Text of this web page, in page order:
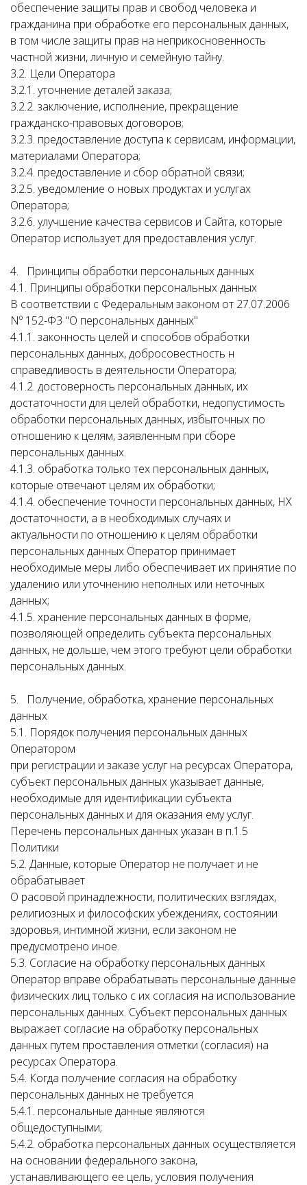
обеспечение защиты прав и свобод человека и
гражданина при обработке его персональных данных,
в том числе защиты прав на неприкосновенность
частной жизни, личную и семейную тайну.
3.2. Цели Оператора
3.2.1. уточнение деталей заказа;
3.2.2. заключение, исполнение, прекращение
гражданско-правовых договоров;
3.2.3. предоставление доступа к сервисам, информации,
материалами Оператора;
3.2.4. предоставление и сбор обратной связи;
3.2.5. уведомление о новых продуктах и услугах
Оператора;
3.2.6. улучшение качества сервисов и Сайта, которые
Оператор использует для предоставления услуг.
4. Принципы обработки персональных данных
4.1. Принципы обработки персональных данных
В соответствии с Федеральным законом от 27.07.2006
Nº 152-Ф3 "О персональных данных"
4.1.1. законность целей и способов обработки
персональных данных, добросовестность н
справедливость в деятельности Оператора;
4.1.2. достоверность персональных данных, их
достаточности для целей обработки, недопустимость
обработки персональных данных, избыточных по
отношению к целям, заявленным при сборе
персональных данных.
4.1.3. обработка только тех персональных данных,
которые отвечают целям их обработки;
4.1.4. обеспечение точности персональных данных, НХ
достаточности, а в необходимых случаях и
актуальности по отношению к целям обработки
персональных данных Оператор принимает
необходимые меры либо обеспечивает их принятие по
удалению или уточнению неполных или неточных
данных;
4.1.5. хранение персональных данных в форме,
позволяющей определить субъекта персональных
данных, не дольше, чем этого требуют цели обработки
персональных данных.
5. Получение, обработка, хранение персональных
данных
5.1. Порядок получения персональных данных
Оператором
при регистрации и заказе услуг на ресурсах Оператора,
субъект персональных данных указывает данные,
необходимые для идентификации субъекта
персональных данных и для оказания ему услуг.
Перечень персональных данных указан в п.1.5
Политики
5.2. Данные, которые Оператор не получает и не
обрабатывает
О расовой принадлежности, политических взглядах,
религиозных и философских убеждениях, состоянии
здоровья, интимной жизни, если законом не
предусмотрено иное.
5.3. Согласие на обработку персональных данных
Оператор вправе обрабатывать персональные данные
физических лиц только с их согласия на использование
персональных данных. Субъект персональных данных
выражает согласие на обработку персональных
данных путем проставления отметки (согласия) на
ресурсах Оператора.
5.4. Когда получение согласия на обработку
персональных данных не требуется
5.4.1. персональные данные являются
общедоступными;
5.4.2. обработка персональных данных осуществляется
на основании федерального закона,
устанавливающего ее цель, условия получения